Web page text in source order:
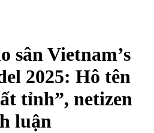
sân Vietnam’s
2025: Hô tên
tỉnh”, netizen
luận